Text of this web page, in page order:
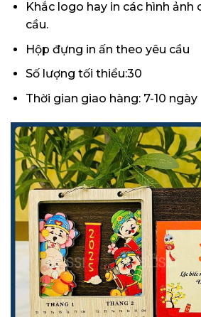
Khắc logo hay in các hình ảnh
cầu.
Hộp đựng in ấn theo yêu cầu
Số lượng tối thiểu:30
Thời gian giao hàng: 7-10 ngày